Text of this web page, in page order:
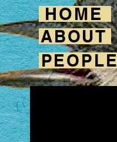
HOME
ABOUT
PEOPLE